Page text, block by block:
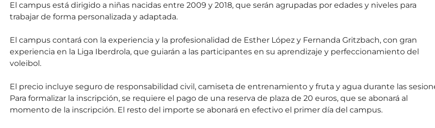
El campus está dirigido a niñas nacidas entre 2009 y 2018, que serán agrupadas por edades y niveles para
trabajar de forma personalizada y adaptada.
El campus contará con la experiencia y la profesionalidad de Esther López y Fernanda Gritzbach, con gran
experiencia en la Liga Iberdrola, que guiarán a las participantes en su aprendizaje y perfeccionamiento del
voleibol.
El precio incluye seguro de responsabilidad civil, camiseta de entrenamiento y fruta y agua durante las
Para formalizar la inscripción, se requiere el pago de una reserva de plaza de 20 euros, que se abonará al
momento de la inscripción. El resto del importe se abonará en efectivo el primer día del campus.